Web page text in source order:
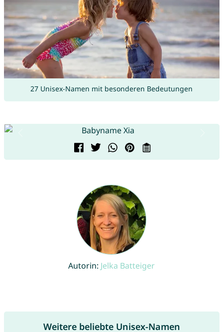
27 Unisex-Namen mit besonderen Bedeutungen
Autorin: Jelka Batteiger
Weitere beliebte Unisex-Namen